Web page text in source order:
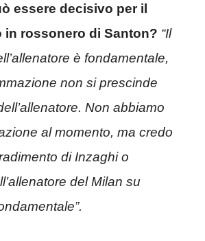
essere decisivo per il
in rossonero di Santon? “Il
è fondamentale,
non si prescinde
Non abbiamo
al momento, ma credo
di Inzaghi o
del Milan su